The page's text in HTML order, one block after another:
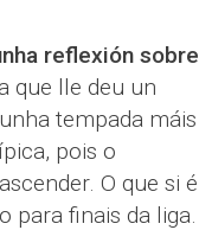
reflexión sobre
que lle deu un
tempada máis
pois o
O que si é
para finais da liga.